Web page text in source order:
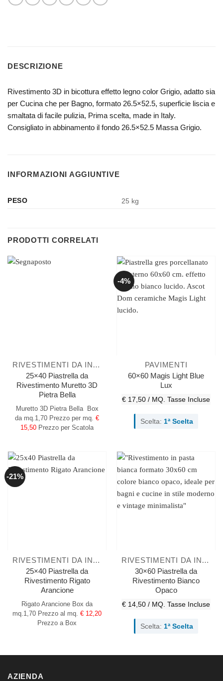
DESCRIZIONE
Rivestimento 3D in bicottura effetto legno color Grigio, adatto sia
per Cucina che per Bagno, formato 26.5×52.5, superficie liscia e
smaltata di facile pulizia, Prima scelta, made in Italy.
Consigliato in abbinamento il fondo 26.5×52.5 Massa Grigio.
INFORMAZIONI AGGIUNTIVE
PESO 25 kg
PRODOTTI CORRELATI
RIVESTIMENTI DA INTERNO
25×40 Piastrella da
Rivestimento Muretto 3D
Pietra Bella
Muretto 3D Pietra Bella Box
da mq.1,70 Prezzo per mq. €
15,50 Prezzo per Scatola
-4%
PAVIMENTI
60×60 Magis Light Blue
Lux
€ 17,50 / MQ. Tasse Incluse
Scelta: 1ª Scelta
-21%
RIVESTIMENTI DA INTERNO
25×40 Piastrella da
Rivestimento Rigato
Arancione
Rigato Arancione Box da
mq.1,70 Prezzo al mq. € 12,20
Prezzo a Box
RIVESTIMENTI DA INTERNO
30×60 Piastrella da
Rivestimento Bianco
Opaco
€ 14,50 / MQ. Tasse Incluse
Scelta: 1ª Scelta
AZIENDA